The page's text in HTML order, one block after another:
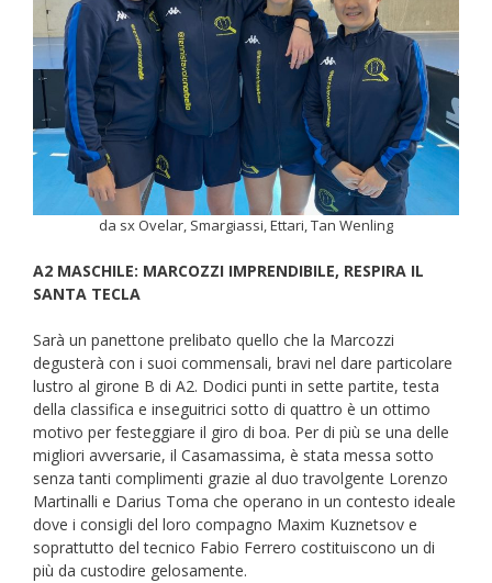
da sx Ovelar, Smargiassi, Ettari, Tan Wenling
A2 MASCHILE: MARCOZZI IMPRENDIBILE, RESPIRA IL
SANTA TECLA
Sarà un panettone prelibato quello che la Marcozzi
degusterà con i suoi commensali, bravi nel dare particolare
lustro al girone B di A2. Dodici punti in sette partite, testa
della classifica e inseguitrici sotto di quattro è un ottimo
motivo per festeggiare il giro di boa. Per di più se una delle
migliori avversarie, il Casamassima, è stata messa sotto
senza tanti complimenti grazie al duo travolgente Lorenzo
Martinalli e Darius Toma che operano in un contesto ideale
dove i consigli del loro compagno Maxim Kuznetsov e
soprattutto del tecnico Fabio Ferrero costituiscono un di
più da custodire gelosamente.